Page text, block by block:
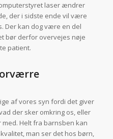
laser ændrer
der i sidste ende vil være
Der kan dog være en del
bør derfor overvejes nøje
patient.
af vores syn fordi det giver
der sker omkring os, eller
Helt fra barnsben kan
man ser det hos børn,